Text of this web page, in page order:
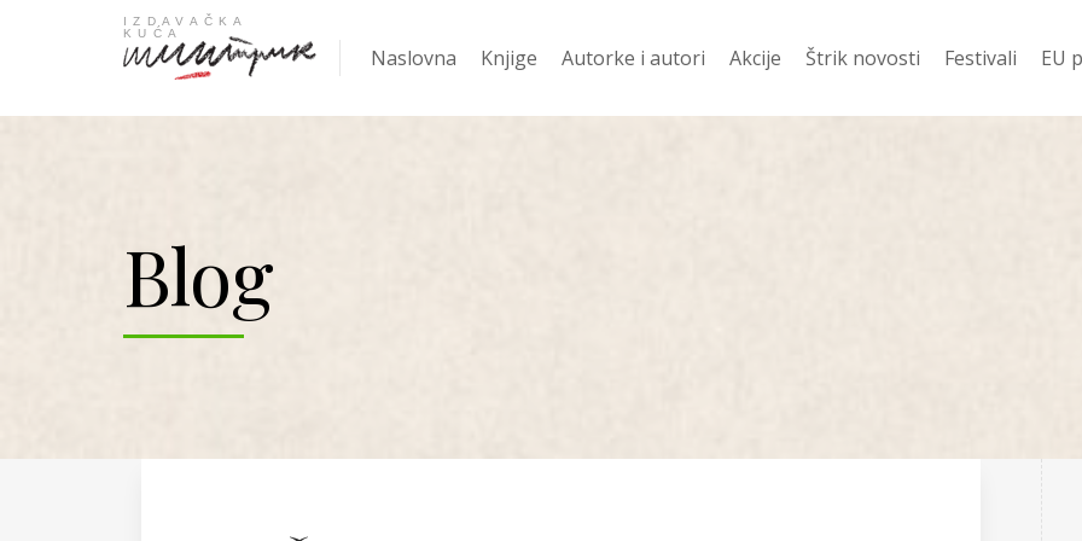
Naslovna Knjige
Knjige u pripremi
Autorke i autori Akcije Štrik novosti Festivali EU
Blog